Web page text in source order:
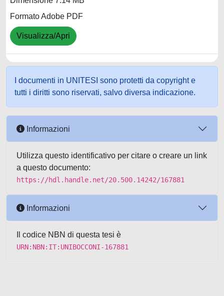
Formato Adobe PDF
Visualizza/Apri
I documenti in UNITESI sono protetti da copyright e
tutti i diritti sono riservati, salvo diversa indicazione.
Informazioni
Utilizza questo identificativo per citare o creare un link
a questo documento:
https://hdl.handle.net/20.500.14242/167881
Informazioni
Il codice NBN di questa tesi è
URN:NBN:IT:UNIBOCCONI-167881